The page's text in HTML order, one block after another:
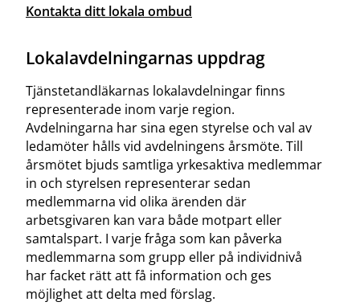
Kontakta ditt lokala ombud
Lokalavdelningarnas uppdrag
Tjänstetandläkarnas lokalavdelningar finns
representerade inom varje region.
Avdelningarna har sina egen styrelse och val av
ledamöter hålls vid avdelningens årsmöte. Till
årsmötet bjuds samtliga yrkesaktiva medlemmar
in och styrelsen representerar sedan
medlemmarna vid olika ärenden där
arbetsgivaren kan vara både motpart eller
samtalspart. I varje fråga som kan påverka
medlemmarna som grupp eller på individnivå
har facket rätt att få information och ges
möjlighet att delta med förslag.